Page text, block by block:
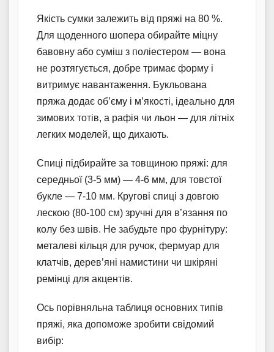
Якість сумки залежить від пряжі на 80 %.
Для щоденного шопера обирайте міцну
бавовну або суміш з поліестером — вона
не розтягується, добре тримає форму і
витримує навантаження. Букльована
пряжа додає об’єму і м’якості, ідеально для
зимових тотів, а рафія чи льон — для літніх
легких моделей, що дихають.
Спиці підбирайте за товщиною пряжі: для
середньої (3-5 мм) — 4-6 мм, для товстої
букле — 7-10 мм. Кругові спиці з довгою
лескою (80-100 см) зручні для в’язання по
колу без швів. Не забудьте про фурнітуру:
металеві кільця для ручок, фермуар для
клатчів, дерев’яні намистини чи шкіряні
ремінці для акцентів.
Ось порівняльна таблиця основних типів
пряжі, яка допоможе зробити свідомий
вибір: